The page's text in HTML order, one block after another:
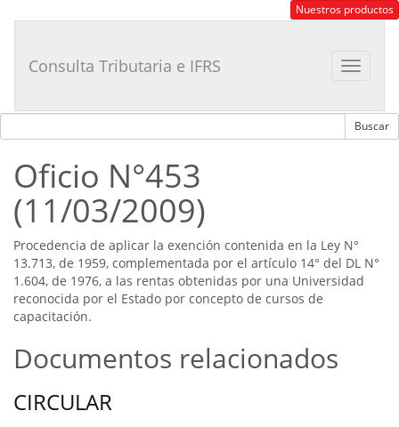
Tributario
Nuestros productos
Toggle
Consulta Tributaria e IFRS
Oficio N°453
(11/03/2009)
Procedencia de aplicar la exención contenida en la Ley N°
13.713, de 1959, complementada por el artículo 14° del DL N°
1.604, de 1976, a las rentas obtenidas por una Universidad
reconocida por el Estado por concepto de cursos de
capacitación.
Documentos relacionados
CIRCULAR